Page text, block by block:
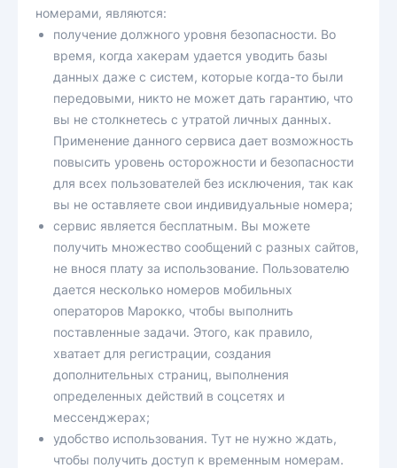
номерами, являются:
получение должного уровня безопасности. Во
время, когда хакерам удается уводить базы
данных даже с систем, которые когда-то были
передовыми, никто не может дать гарантию, что
вы не столкнетесь с утратой личных данных.
Применение данного сервиса дает возможность
повысить уровень осторожности и безопасности
для всех пользователей без исключения, так как
вы не оставляете свои индивидуальные номера;
сервис является бесплатным. Вы можете
получить множество сообщений с разных сайтов,
не внося плату за использование. Пользователю
дается несколько номеров мобильных
операторов Марокко, чтобы выполнить
поставленные задачи. Этого, как правило,
хватает для регистрации, создания
дополнительных страниц, выполнения
определенных действий в соцсетях и
мессенджерах;
удобство использования. Тут не нужно ждать,
чтобы получить доступ к временным номерам.